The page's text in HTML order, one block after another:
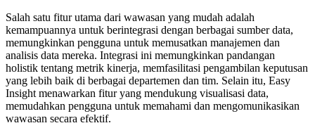
Salah satu fitur utama dari wawasan yang mudah adalah
kemampuannya untuk berintegrasi dengan berbagai sumber data,
memungkinkan pengguna untuk memusatkan manajemen dan
analisis data mereka. Integrasi ini memungkinkan pandangan
holistik tentang metrik kinerja, memfasilitasi pengambilan keputusan
yang lebih baik di berbagai departemen dan tim. Selain itu, Easy
Insight menawarkan fitur yang mendukung visualisasi data,
memudahkan pengguna untuk memahami dan mengomunikasikan
wawasan secara efektif.